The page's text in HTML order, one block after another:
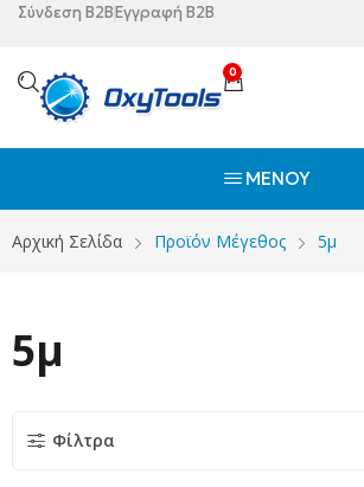
Σύνδεση B2BΕγγραφή B2B
0
ΜΕΝΟΎ
Αρχική Σελίδα Προϊόν Μέγεθος 5μ
5μ
Φίλτρα